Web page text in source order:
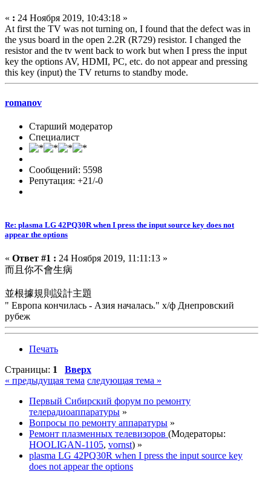
« : 24 Ноября 2019, 10:43:18 »
At first the TV was not turning on, I found that the defect was in
the ysus board in the open 2.2R (R729) resistor. I changed the
resistor and the tv went back to work but when I press the input
key the options AV, HDMI, PC, etc. do not appear and pressing
this key (input) the TV returns to standby mode.
romanov
Старший модератор
Специалист
Сообщений: 5598
Репутация: +21/-0
Re: plasma LG 42PQ30R when I press the input source key does not
appear the options
« Ответ #1 : 24 Ноября 2019, 11:11:13 »
而且你不會生病
並根據規則設計主題
" Европа кончилась - Азия началась." х/ф Днепровский
рубеж
Печать
Страницы: 1
Вверх
« предыдущая тема следующая тема »
Первый Сибирский форум по ремонту
телерадиоаппаратуры »
Вопросы по ремонту аппаратуры »
Ремонт плазменных телевизоров (Модераторы:
HOOLIGAN-1105, vornst) »
plasma LG 42PQ30R when I press the input source key
does not appear the options